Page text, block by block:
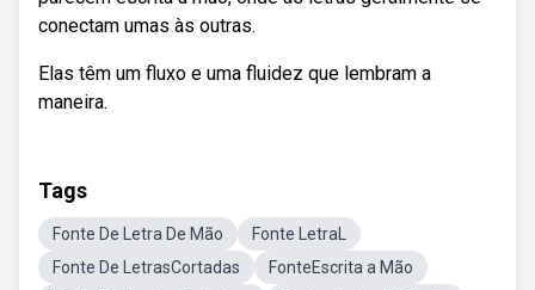
conectam umas às outras.
Elas têm um fluxo e uma fluidez que lembram a
maneira.
Tags
Fonte De Letra De Mão
Fonte LetraL
Fonte De LetrasCortadas
FonteEscrita a Mão